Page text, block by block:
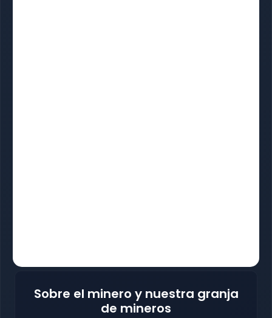
Sobre el minero y nuestra granja
de mineros